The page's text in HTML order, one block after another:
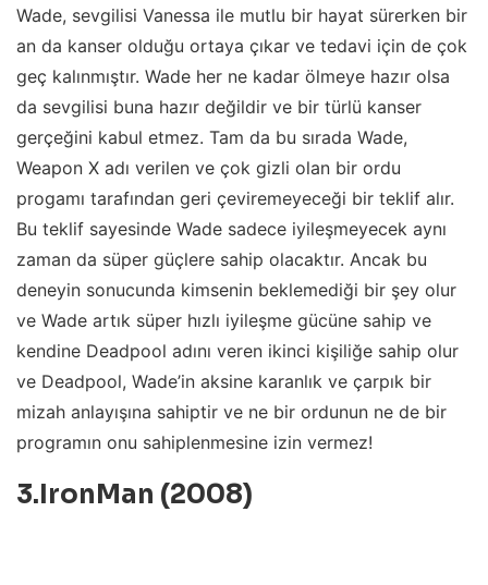
Wade, sevgilisi Vanessa ile mutlu bir hayat sürerken bir
an da kanser olduğu ortaya çıkar ve tedavi için de çok
geç kalınmıştır. Wade her ne kadar ölmeye hazır olsa
da sevgilisi buna hazır değildir ve bir türlü kanser
gerçeğini kabul etmez. Tam da bu sırada Wade,
Weapon X adı verilen ve çok gizli olan bir ordu
progamı tarafından geri çeviremeyeceği bir teklif alır.
Bu teklif sayesinde Wade sadece iyileşmeyecek aynı
zaman da süper güçlere sahip olacaktır. Ancak bu
deneyin sonucunda kimsenin beklemediği bir şey olur
ve Wade artık süper hızlı iyileşme gücüne sahip ve
kendine Deadpool adını veren ikinci kişiliğe sahip olur
ve Deadpool, Wade’in aksine karanlık ve çarpık bir
mizah anlayışına sahiptir ve ne bir ordunun ne de bir
programın onu sahiplenmesine izin vermez!
3.IronMan (2008)